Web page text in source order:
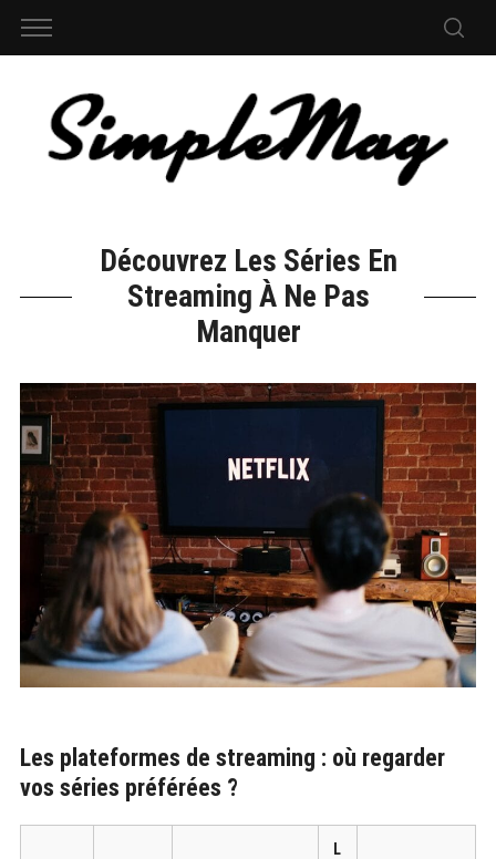
Découvrez Les Séries En
Streaming À Ne Pas
Manquer
Les plateformes de streaming : où regarder
vos séries préférées ?
L